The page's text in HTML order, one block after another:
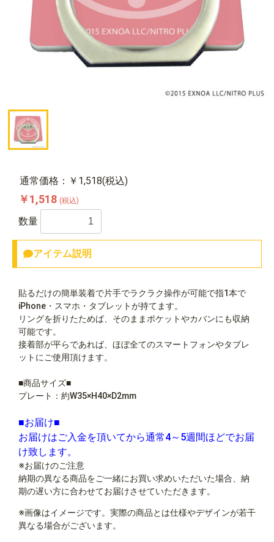
通常価格：￥1,518(税込)
￥1,518 (税込)
数量
アイテム説明
貼るだけの簡単装着で片手でラクラク操作が可能で指1本で
iPhone・スマホ・タブレットが持てます。
リングを折りたためば、そのままポケットやカバンにも収納
可能です。
接着部が平らであれば、ほぼ全てのスマートフォンやタブレ
ットにご使用頂けます。
■商品サイズ■
プレート：約W35×H40×D2mm
■お届け■
お届けはご入金を頂いてから通常4～5週間ほどでお届
け致します。
※お届けのご注意
納期の異なる商品をご一緒にお買い求めいただいた場合、納
期の遅い方に合わせてお届けさせていただきます。
※画像はイメージです。実際の商品とは仕様やデザインが若干
異なる場合がございます。